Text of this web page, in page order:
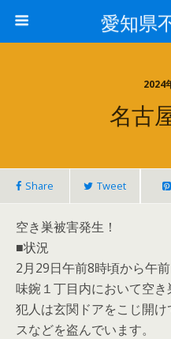
愛知県
2024
名古
Share Tweet
空き巣被害発生！
■状況
2月29日午前8時頃から午
味鋺１丁目内において空き
犯人は玄関ドアをこじ開
スなどを盗んでいます。